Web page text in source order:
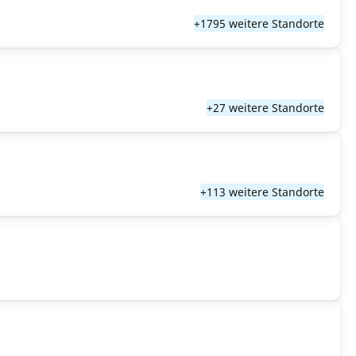
+1795 weitere Standorte
+27 weitere Standorte
+113 weitere Standorte